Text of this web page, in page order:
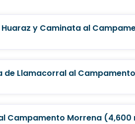
Huaraz y Caminata al
de Llamacorral al
Campamento Morrena (4,600